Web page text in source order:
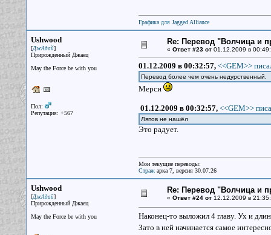
Графика для Jagged Alliance
Ushwood
[ДжАдай]
Прирожденный Джаец
May the Force be with you
Пол:
Репутация: +567
Re: Перевод "Волчица и
« Ответ #23 от01.12.2009 в
01.12.2009 в 00:32:57, <<GEM>>
Перевод более чем очень недурственный.
Мерси
01.12.2009 в 00:32:57, <<GEM>>
Ляпов не нашёл
Это радует.
Мои текущие переводы:
Стражарка 7, версия 30.07.26
Ushwood
[ДжАдай]
Прирожденный Джаец
May the Force be with you
Re: Перевод "Волчица и
« Ответ #24 от12.12.2009 в
Наконец-то выложил 4 главу. Ух и
Зато в ней начинается самое